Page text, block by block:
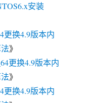
安装
更换4.9版本内
》
更换4.9版本内
》
更换4.9版本内